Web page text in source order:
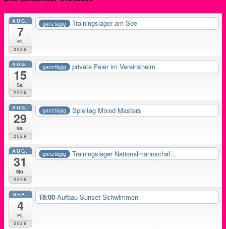
AUG.
7
Fr.
2026
ganztägig Trainingslager am See
AUG.
15
Sa.
2026
ganztägig private Feier im Vereinsheim
AUG.
29
Sa.
2026
ganztägig Spieltag Mixed Masters
AUG.
31
Mo.
2026
ganztägig Trainingslager Nationalmannschaf...
SEP.
4
Fr.
2026
18:00 Aufbau Sunset-Schwimmen